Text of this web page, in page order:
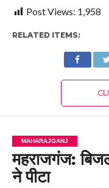
Post Views: 1,958
RELATED ITEMS:
MAHARAJGANJ
महराजगंज:
ने पीटा